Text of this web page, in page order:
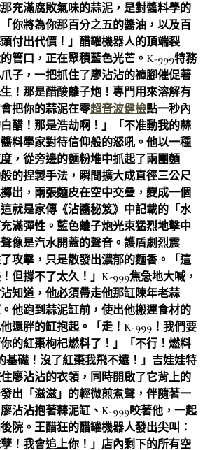
充滿腐敗氣味的蒜泥，是對醬料學的
你將為你那百分之五的醬油，以及百
付出代價！」醋罐機器人的頂端裂
管口，正在聚積藍色光芒。K-999特務
子，一把抓住了廖沾沾的褲腳催促著
！那是醋酸離子炮！專門用來溶解有
把你的蒜泥在零超音波健檢點一秒內
醋！那是浩劫啊！」「不准動我的蒜
料學家對待信仰般的怒吼。他以一種
，從旁邊的麵粉堆中抓起了兩團麵
的捏製手法，瞬間擴大成直徑三公尺
出，兩張麵皮在空中交疊，變成一個
就是家傳《沾醬秘笈》中記載的「水
滿彈性。藍色離子炮光束猛烈地擊中
像是汽水開蓋的聲音。護盾劇烈震
攻擊，只是散發出濃郁的麵香。「這
但撐不了太久！」K-999焦急地大喊，
知道，他必須帶走他那缸陳年老蒜
他跑到蒜泥缸前，使出他搬運食材的
還胖的缸抱起。「走！K-999！我們要
的紅棗枸杞燃料了！」「不行！燃料
基礎！沒了紅棗我飛不遠！」吉娃娃特
廖沾沾的衣領，同時開啟了它背上的
出「滋滋」的輕微煎煮聲，伴隨著一
沾沾抱著蒜泥缸、K-999咬著他，一起
院。王醋狂的醋罐機器人發出尖叫：
孽！我會追上你！」店內剩下的所有空